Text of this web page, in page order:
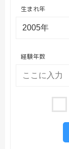
生まれ年
経験年数